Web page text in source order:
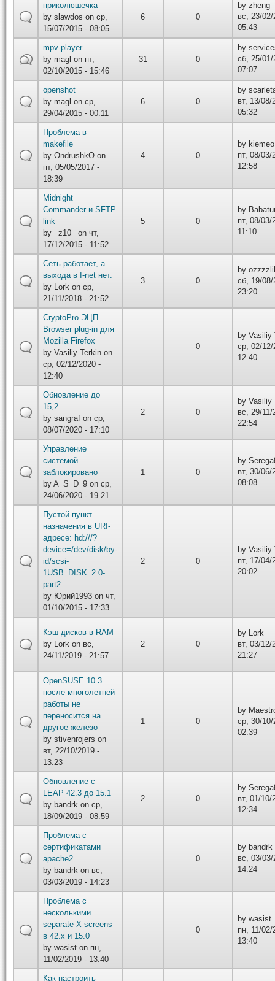
приколюшечка
by slawdos on ср,
15/07/2015 - 08:05
6 0
by zheng
вс, 23/02/
05:43
mpv-player
by magl on пт,
02/10/2015 - 15:46
31 0
by
сб, 25/01/
07:07
openshot
by magl on ср,
29/04/2015 - 00:11
6 0
by
вт, 13/08/
05:32
Проблема в
makefile
by OndrushkO on
пт, 05/05/2017 -
18:39
4 0
by kiemeo
пт, 08/03/
12:58
Midnight
Commander и SFTP
link
by
_z10_
on чт,
17/12/2015 - 11:52
5 0
by
пт, 08/03/
11:10
Сеть работает, а
выхода в I-net нет.
by Lork on ср,
21/11/2018 - 21:52
3 0
by
сб, 19/08/
23:20
CryptoPro ЭЦП
Browser plug-in для
Mozilla Firefox
by Vasiliy Terkin on
ср, 02/12/2020 -
12:40
0
by Vasiliy
ср, 02/12/
12:40
Обновление до
15,2
by sangraf on ср,
08/07/2020 - 17:10
2 0
by Vasiliy
вс, 29/11/
22:54
Управление
системой
заблокировано
by A_S_D_9 on ср,
24/06/2020 - 19:21
1 0
by
вт, 30/06/
08:08
Пустой пункт
назначения в URI-
адресе: hd:///?
device=/dev/disk/by-
id/scsi-
1USB_DISK_2.0-
part2
by Юрий1993 on чт,
01/10/2015 - 17:33
2 0
by Vasiliy
пт, 17/04/
20:02
Кэш дисков в RAM
by Lork on вс,
24/11/2019 - 21:57
2 0
by Lork
вт, 03/12/
21:27
OpenSUSE 10.3
после многолетней
работы не
переносится на
другое железо
by stivenrojers on
вт, 22/10/2019 -
13:23
1 0
by
ср, 30/10/
02:39
Обновление с
LEAP 42.3 до 15.1
by bandrk on ср,
18/09/2019 - 08:59
2 0
by
вт, 01/10/
12:34
Проблема с
сертификатами
apache2
by bandrk on вс,
03/03/2019 - 14:23
0
by bandrk
вс, 03/03/
14:24
Проблема с
несколькими
separate X screens
в 42.x и 15.0
by wasist on пн,
11/02/2019 - 13:40
0
by wasist
пн, 11/02/
13:40
Как настроить